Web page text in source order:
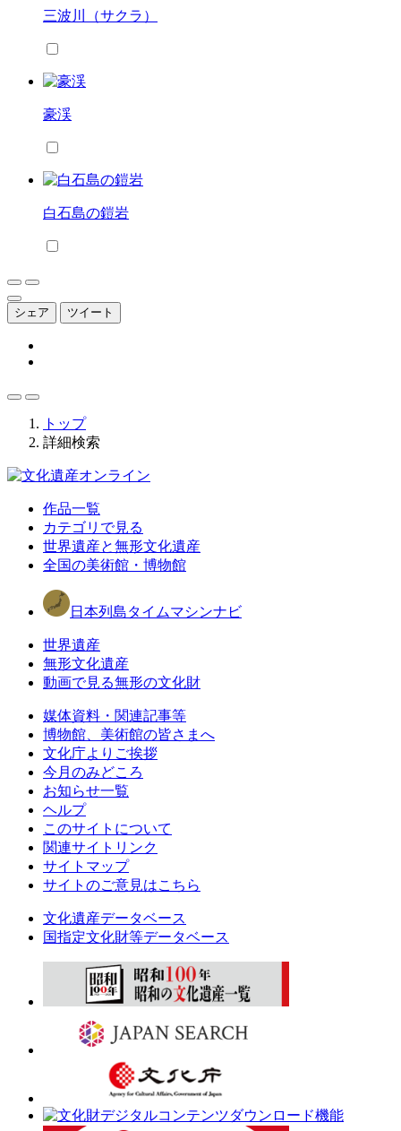
三波川（サクラ）
豪渓
白石島の鎧岩
シェア ツイート
トップ
詳細検索
作品一覧
カテゴリで見る
世界遺産と無形文化遺産
全国の美術館・博物館
日本列島タイムマシンナビ
世界遺産
無形文化遺産
動画で見る無形の文化財
媒体資料・関連記事等
博物館、美術館の皆さまへ
文化庁よりご挨拶
今月のみどころ
お知らせ一覧
ヘルプ
このサイトについて
関連サイトリンク
サイトマップ
サイトのご意見はこちら
文化遺産データベース
国指定文化財等データベース